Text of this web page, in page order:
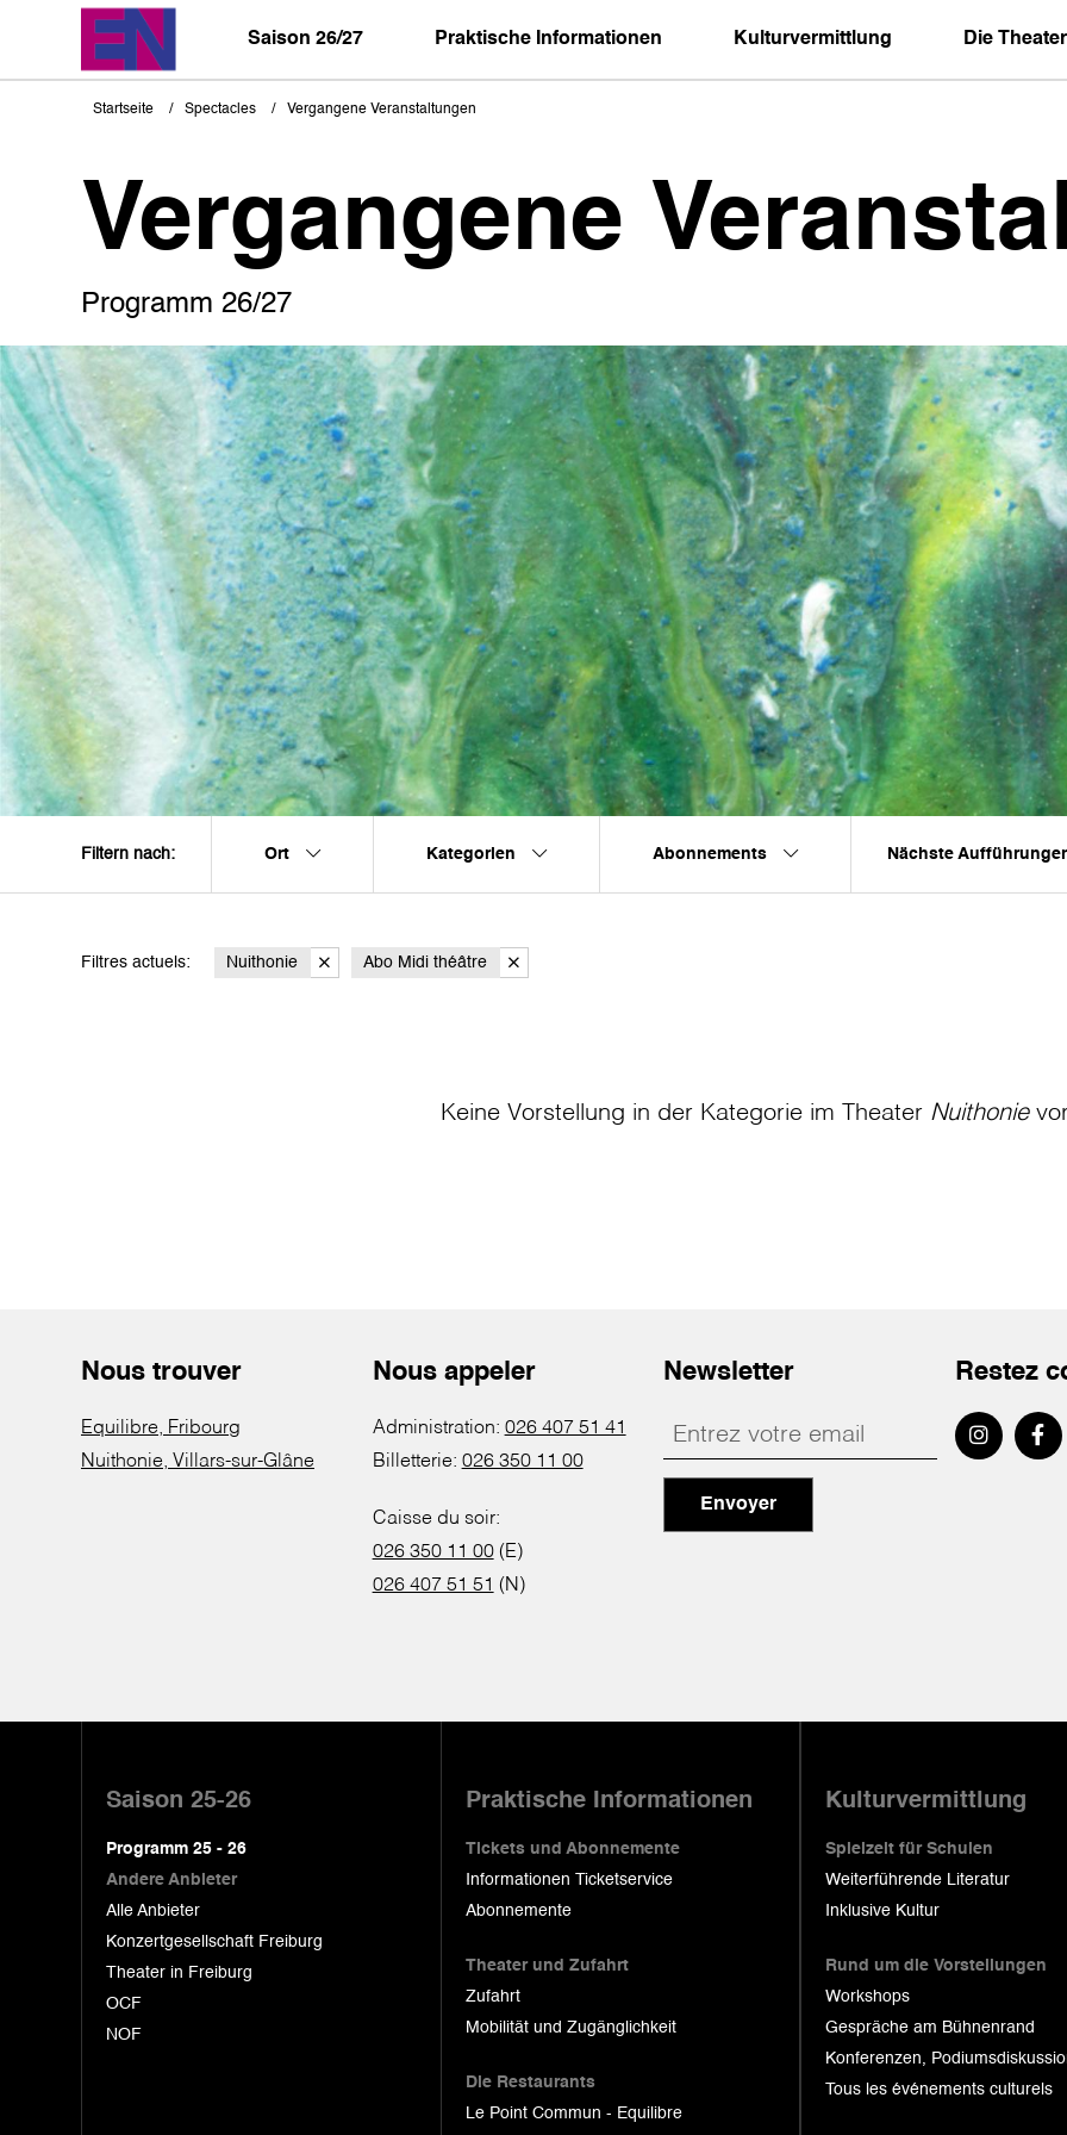
Saison 26/27 Praktische Informationen Kulturvermittlung Die Theater
Pfadnavigation
Startseite Spectacles Vergangene Veranstaltungen
Vergangene
Programm 26/27
Filtern nach: Ort Kategorien Abonnements Nächste
Filtres actuels: Nuithonie Abo Midi théâtre
Keine Vorstellung in der Kategorie im Theater Nuithonie
Nous trouver
Equilibre, Fribourg
Nuithonie, Villars-sur-Glâne
Nous appeler
Administration: 026 407 51 41
Billetterie: 026 350 11 00
Caisse du soir:
026 350 11 00(E)
026 407 51 51 (N)
Newsletter
Envoyer
Restez
Saison 25-26
Programm 25 - 26
Andere Anbieter
Alle Anbieter
Konzertgesellschaft Freiburg
Theater in Freiburg
OCF
NOF
Praktische Informationen
Tickets und Abonnemente
Informationen Ticketservice
Abonnemente
Theater und Zufahrt
Zufahrt
Mobilität und Zugänglichkeit
Die Restaurants
Le Point Commun - Equilibre
Kulturvermittlung
Spielzeit für Schulen
Weiterführende Literatur
Inklusive Kultur
Rund um die Vorstellungen
Workshops
Gespräche am Bühnenrand
Konferenzen,
Tous les événements culturels